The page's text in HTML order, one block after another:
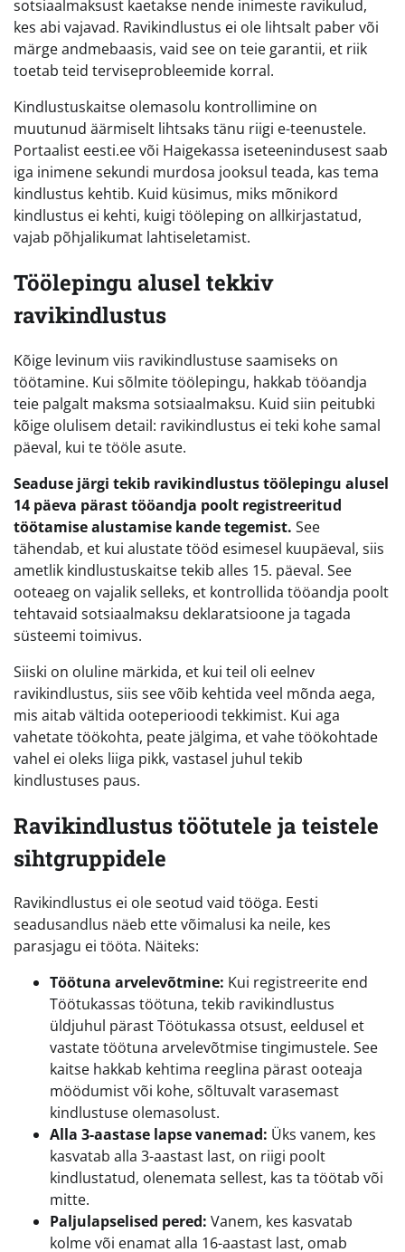
sotsiaalmaksust kaetakse nende inimeste ravikulud,
kes abi vajavad. Ravikindlustus ei ole lihtsalt paber või
märge andmebaasis, vaid see on teie garantii, et riik
toetab teid terviseprobleemide korral.
Kindlustuskaitse olemasolu kontrollimine on
muutunud äärmiselt lihtsaks tänu riigi e-teenustele.
Portaalist eesti.ee või Haigekassa iseteenindusest saab
iga inimene sekundi murdosa jooksul teada, kas tema
kindlustus kehtib. Kuid küsimus, miks mõnikord
kindlustus ei kehti, kuigi tööleping on allkirjastatud,
vajab põhjalikumat lahtiseletamist.
Töölepingu alusel tekkiv
ravikindlustus
Kõige levinum viis ravikindlustuse saamiseks on
töötamine. Kui sõlmite töölepingu, hakkab tööandja
teie palgalt maksma sotsiaalmaksu. Kuid siin peitubki
kõige olulisem detail: ravikindlustus ei teki kohe samal
päeval, kui te tööle asute.
Seaduse järgi tekib ravikindlustus töölepingu alusel
14 päeva pärast tööandja poolt registreeritud
töötamise alustamise kande tegemist. See
tähendab, et kui alustate tööd esimesel kuupäeval, siis
ametlik kindlustuskaitse tekib alles 15. päeval. See
ooteaeg on vajalik selleks, et kontrollida tööandja poolt
tehtavaid sotsiaalmaksu deklaratsioone ja tagada
süsteemi toimivus.
Siiski on oluline märkida, et kui teil oli eelnev
ravikindlustus, siis see võib kehtida veel mõnda aega,
mis aitab vältida ooteperioodi tekkimist. Kui aga
vahetate töökohta, peate jälgima, et vahe töökohtade
vahel ei oleks liiga pikk, vastasel juhul tekib
kindlustuses paus.
Ravikindlustus töötutele ja teistele
sihtgruppidele
Ravikindlustus ei ole seotud vaid tööga. Eesti
seadusandlus näeb ette võimalusi ka neile, kes
parasjagu ei tööta. Näiteks:
Töötuna arvelevõtmine: Kui registreerite end
Töötukassas töötuna, tekib ravikindlustus
üldjuhul pärast Töötukassa otsust, eeldusel et
vastate töötuna arvelevõtmise tingimustele. See
kaitse hakkab kehtima reeglina pärast ooteaja
möödumist või kohe, sõltuvalt varasemast
kindlustuse olemasolust.
Alla 3-aastase lapse vanemad: Üks vanem, kes
kasvatab alla 3-aastast last, on riigi poolt
kindlustatud, olenemata sellest, kas ta töötab või
mitte.
Paljulapselised pered: Vanem, kes kasvatab
kolme või enamat alla 16-aastast last, omab